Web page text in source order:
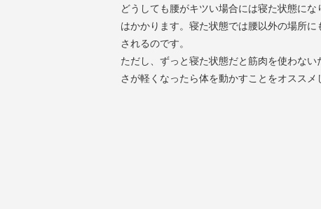
どうしても腰がキツい場合には寝た状態に
はかかります。寝た状態では腰以外の場所
されるのです。
ただし、ずっと寝た状態だと筋肉を使わな
さが軽くなったら体を動かすことをオススメ